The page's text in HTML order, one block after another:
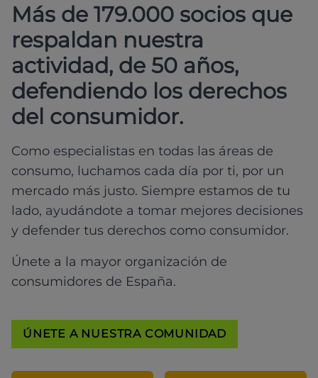
Más de 179.000 socios que
respaldan nuestra
actividad, de 50 años,
defendiendo los derechos
del consumidor.
Como especialistas en todas las áreas de
consumo, luchamos cada día por ti, por un
mercado más justo. Siempre estamos de tu
lado, ayudándote a tomar mejores decisiones
y defender tus derechos como consumidor.
Únete a la mayor organización de
consumidores de España.
ÚNETE A NUESTRA COMUNIDAD